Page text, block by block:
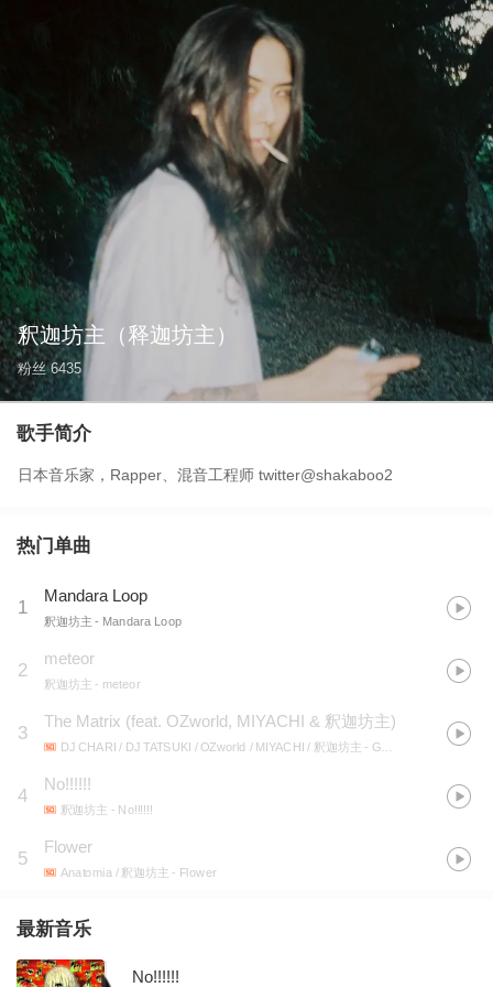
釈迦坊主 （释迦坊主）
粉丝 6435
歌手简介
日本音乐家，Rapper、混音工程师 twitter@shakaboo2
热门单曲
1
Mandara Loop
釈迦坊主 - Mandara Loop
2
meteor
釈迦坊主 - meteor
3
The Matrix (feat. OZworld, MIYACHI & 釈迦坊主)
DJ CHARI / DJ TATSUKI / OZworld / MIYACHI / 釈迦坊主 - GOLDEN ROUTE
4
No!!!!!!
釈迦坊主 - No!!!!!!
5
Flower
Anatomia / 釈迦坊主 - Flower
最新音乐
No!!!!!!